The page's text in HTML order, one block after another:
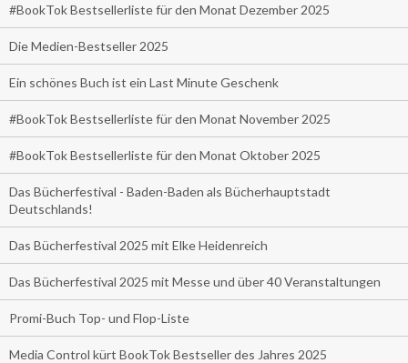
#BookTok Bestsellerliste für den Monat Dezember 2025
Die Medien-Bestseller 2025
Ein schönes Buch ist ein Last Minute Geschenk
#BookTok Bestsellerliste für den Monat November 2025
#BookTok Bestsellerliste für den Monat Oktober 2025
Das Bücherfestival - Baden-Baden als Bücherhauptstadt
Deutschlands!
Das Bücherfestival 2025 mit Elke Heidenreich
Das Bücherfestival 2025 mit Messe und über 40 Veranstaltungen
Promi-Buch Top- und Flop-Liste
Media Control kürt BookTok Bestseller des Jahres 2025